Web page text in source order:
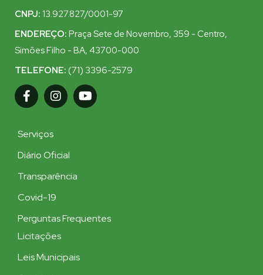
CNPJ: 13.927.827/0001-97
ENDEREÇO: Praça Sete de Novembro, 359 - Centro,
Simões Filho - BA, 43700-000
TELEFONE: (71) 3396-2579
Serviços
Diário Oficial
Transparência
Covid-19
Perguntas Frequentes
Licitações
Leis Municipais